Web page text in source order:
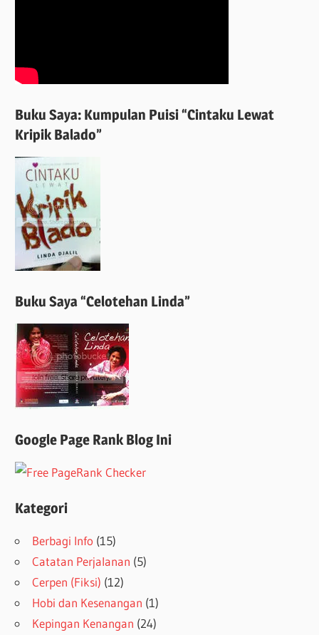
Buku Saya: Kumpulan Puisi “Cintaku Lewat
Kripik Balado”
Buku Saya “Celotehan Linda”
Google Page Rank Blog Ini
Kategori
Berbagi Info (15)
Catatan Perjalanan (5)
Cerpen (Fiksi) (12)
Hobi dan Kesenangan (1)
Kepingan Kenangan (24)